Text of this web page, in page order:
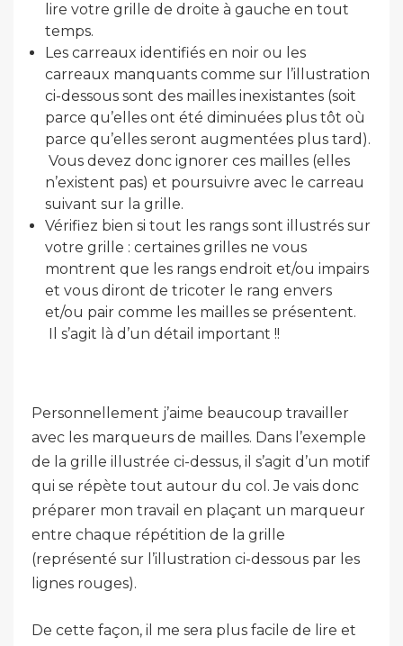
lire votre grille de droite à gauche en tout
temps.
Les carreaux identifiés en noir ou les
carreaux manquants comme sur l’illustration
ci-dessous sont des mailles inexistantes (soit
parce qu’elles ont été diminuées plus tôt où
parce qu’elles seront augmentées plus tard).
Vous devez donc ignorer ces mailles (elles
n’existent pas) et poursuivre avec le carreau
suivant sur la grille.
Vérifiez bien si tout les rangs sont illustrés sur
votre grille : certaines grilles ne vous
montrent que les rangs endroit et/ou impairs
et vous diront de tricoter le rang envers
et/ou pair comme les mailles se présentent.
Il s’agit là d’un détail important !!
Personnellement j’aime beaucoup travailler
avec les marqueurs de mailles. Dans l’exemple
de la grille illustrée ci-dessus, il s’agit d’un motif
qui se répète tout autour du col. Je vais donc
préparer mon travail en plaçant un marqueur
entre chaque répétition de la grille
(représenté sur l’illustration ci-dessous par les
lignes rouges).
De cette façon, il me sera plus facile de lire et